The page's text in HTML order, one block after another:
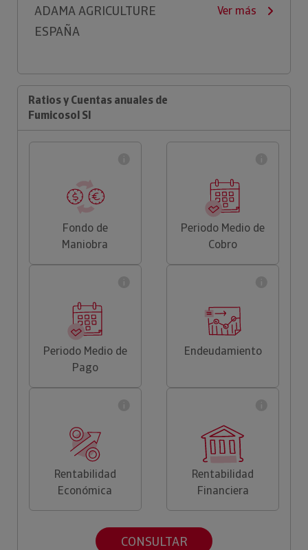
ADAMA AGRICULTURE
ESPAÑA
Ver más
Ratios y Cuentas anuales de
Fumicosol Sl
Fondo de
Maniobra
Periodo Medio de
Cobro
Periodo Medio de
Pago
Endeudamiento
Rentabilidad
Económica
Rentabilidad
Financiera
CONSULTAR